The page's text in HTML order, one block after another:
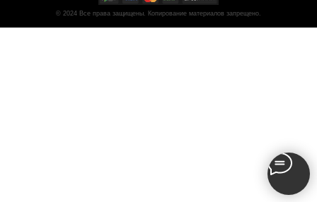
© 2024 Все права защищены. Копирование материалов запрещено.